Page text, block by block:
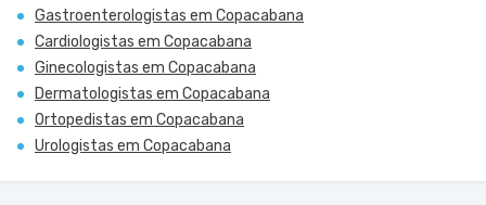
Gastroenterologistas em Copacabana
Cardiologistas em Copacabana
Ginecologistas em Copacabana
Dermatologistas em Copacabana
Ortopedistas em Copacabana
Urologistas em Copacabana